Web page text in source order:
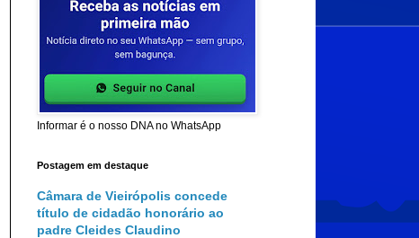
Informar é o nosso DNA no WhatsApp
Postagem em destaque
Câmara de Vieirópolis concede
título de cidadão honorário ao
padre Cleides Claudino